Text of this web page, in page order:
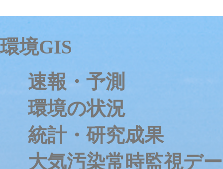
環境GIS
速報・予測
環境の状況
統計・研究成果
大気汚染常時監視デ